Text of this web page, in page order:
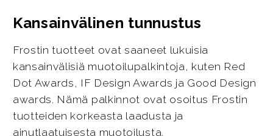
Kansainvälinen tunnustus
Frostin tuotteet ovat saaneet lukuisia
kansainvälisiä muotoilupalkintoja, kuten Red
Dot Awards, IF Design Awards ja Good Design
awards. Nämä palkinnot ovat osoitus Frostin
tuotteiden korkeasta laadusta ja
ainutlaatuisesta muotoilusta.